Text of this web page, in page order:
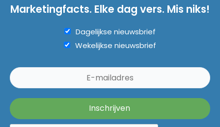
Marketingfacts. Elke dag vers. Mis niks!
Dagelijkse nieuwsbrief
Wekelijkse nieuwsbrief